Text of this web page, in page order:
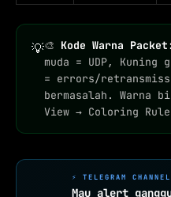
💡🎨 Kode Warna
muda = UDP, Kuning
= errors/
bermasalah. Warna
View → Coloring
⚡ TELEGRAM CHANNEL
Mau alert